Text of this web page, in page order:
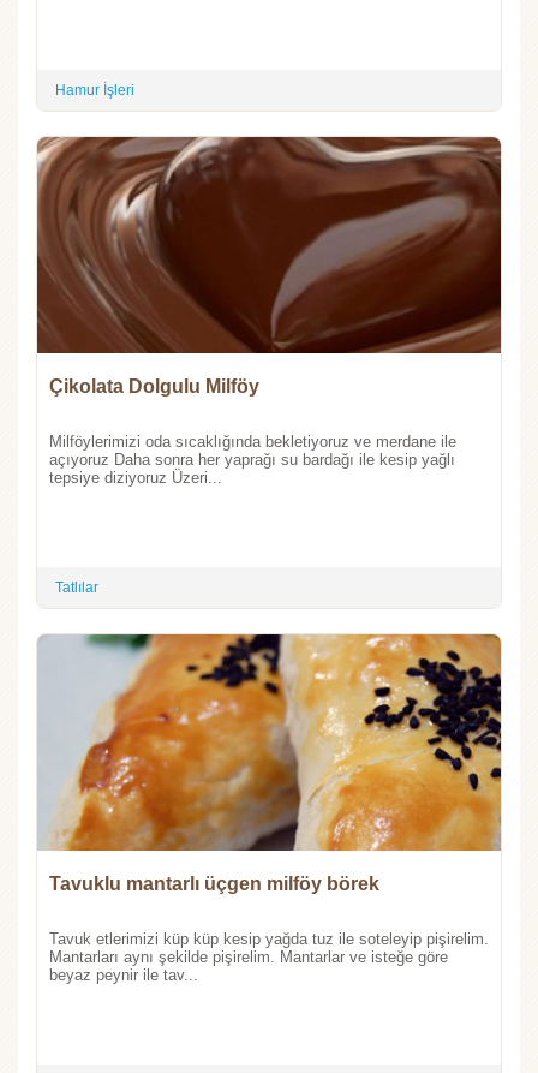
Hamur İşleri
Çikolata Dolgulu Milföy
Milföylerimizi oda sıcaklığında bekletiyoruz ve merdane ile
açıyoruz Daha sonra her yaprağı su bardağı ile kesip yağlı
tepsiye diziyoruz Üzeri...
Tatlılar
Tavuklu mantarlı üçgen milföy börek
Tavuk etlerimizi küp küp kesip yağda tuz ile soteleyip pişirelim.
Mantarları aynı şekilde pişirelim. Mantarlar ve isteğe göre
beyaz peynir ile tav...